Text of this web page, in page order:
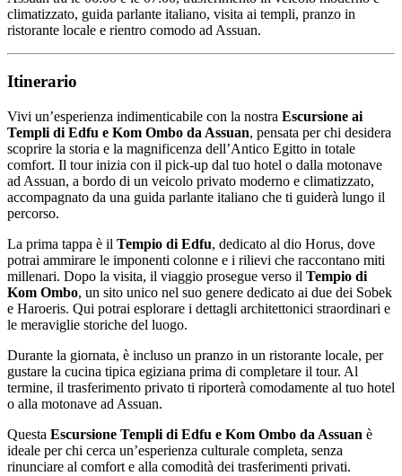
climatizzato, guida parlante italiano, visita ai templi, pranzo in
ristorante locale e rientro comodo ad Assuan.
Itinerario
Vivi un’esperienza indimenticabile con la nostra Escursione ai
Templi di Edfu e Kom Ombo da Assuan, pensata per chi desidera
scoprire la storia e la magnificenza dell’Antico Egitto in totale
comfort. Il tour inizia con il pick-up dal tuo hotel o dalla motonave
ad Assuan, a bordo di un veicolo privato moderno e climatizzato,
accompagnato da una guida parlante italiano che ti guiderà lungo il
percorso.
La prima tappa è il Tempio di Edfu, dedicato al dio Horus, dove
potrai ammirare le imponenti colonne e i rilievi che raccontano miti
millenari. Dopo la visita, il viaggio prosegue verso il Tempio di
Kom Ombo, un sito unico nel suo genere dedicato ai due dei Sobek
e Haroeris. Qui potrai esplorare i dettagli architettonici straordinari e
le meraviglie storiche del luogo.
Durante la giornata, è incluso un pranzo in un ristorante locale, per
gustare la cucina tipica egiziana prima di completare il tour. Al
termine, il trasferimento privato ti riporterà comodamente al tuo hotel
o alla motonave ad Assuan.
Questa Escursione Templi di Edfu e Kom Ombo da Assuan è
ideale per chi cerca un’esperienza culturale completa, senza
rinunciare al comfort e alla comodità dei trasferimenti privati.